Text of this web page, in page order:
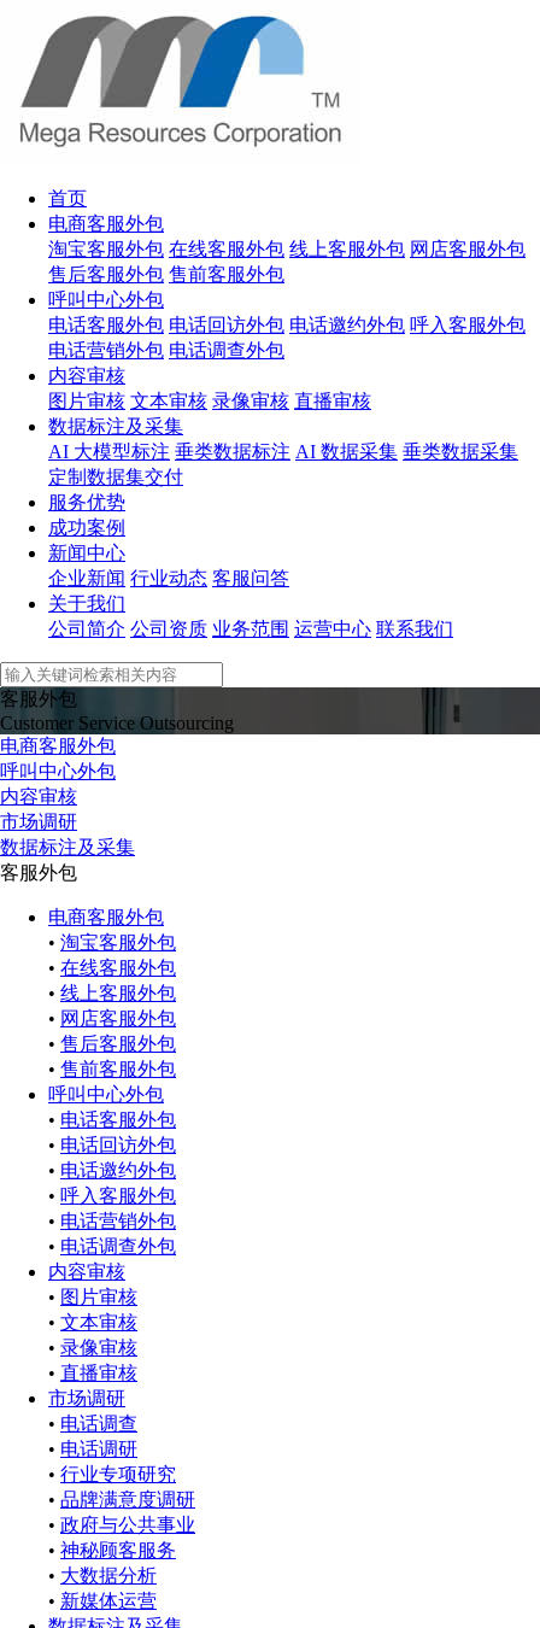
首页
电商客服外包
淘宝客服外包 在线客服外包 线上客服外包 网店客服外包
售后客服外包 售前客服外包
呼叫中心外包
电话客服外包 电话回访外包 电话邀约外包 呼入客服外包
电话营销外包 电话调查外包
内容审核
图片审核 文本审核 录像审核 直播审核
数据标注及采集
AI 大模型标注 垂类数据标注 AI 数据采集 垂类数据采集
定制数据集交付
服务优势
成功案例
新闻中心
企业新闻 行业动态 客服问答
关于我们
公司简介 公司资质 业务范围 运营中心 联系我们
客服外包
Customer Service Outsourcing
电商客服外包
呼叫中心外包
内容审核
市场调研
数据标注及采集
客服外包
电商客服外包
• 淘宝客服外包
• 在线客服外包
• 线上客服外包
• 网店客服外包
• 售后客服外包
• 售前客服外包
呼叫中心外包
• 电话客服外包
• 电话回访外包
• 电话邀约外包
• 呼入客服外包
• 电话营销外包
• 电话调查外包
内容审核
• 图片审核
• 文本审核
• 录像审核
• 直播审核
市场调研
• 电话调查
• 电话调研
• 行业专项研究
• 品牌满意度调研
• 政府与公共事业
• 神秘顾客服务
• 大数据分析
• 新媒体运营